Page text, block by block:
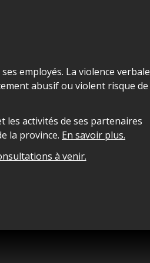
employés. La violence verbale
abusif ou violent risque de
les activités de ses partenaires
la province. En savoir plus.
à venir.